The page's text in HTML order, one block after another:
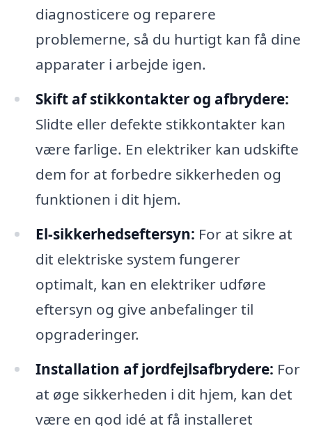
diagnosticere og reparere
problemerne, så du hurtigt kan få dine
apparater i arbejde igen.
Skift af stikkontakter og afbrydere:
Slidte eller defekte stikkontakter kan
være farlige. En elektriker kan udskifte
dem for at forbedre sikkerheden og
funktionen i dit hjem.
El-sikkerhedseftersyn: For at sikre at
dit elektriske system fungerer
optimalt, kan en elektriker udføre
eftersyn og give anbefalinger til
opgraderinger.
Installation af jordfejlsafbrydere: For
at øge sikkerheden i dit hjem, kan det
være en god idé at få installeret